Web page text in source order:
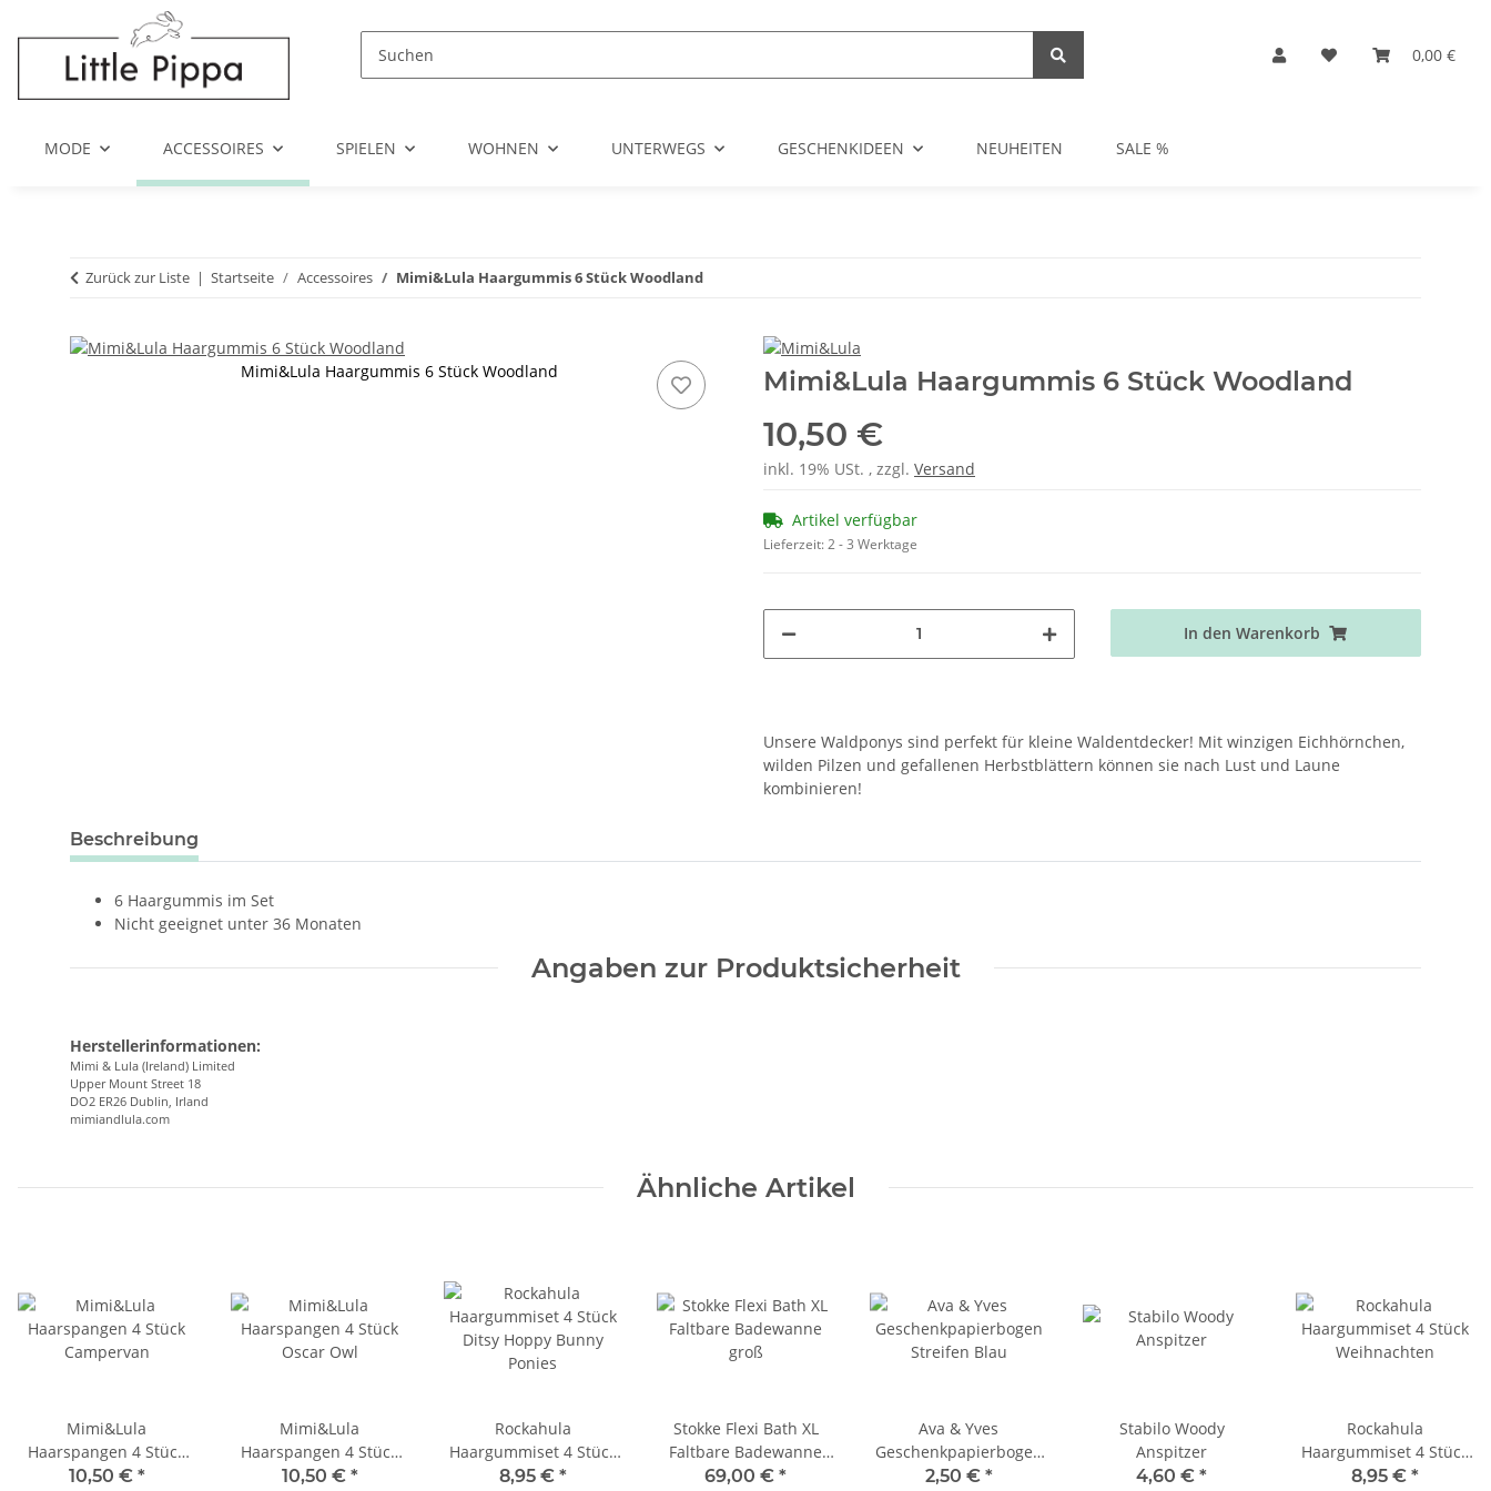
Zum Hauptinhalt springen
0,00 €
MODE ACCESSOIRES SPIELEN WOHNEN UNTERWEGS GESCHENKIDEEN NEUHEITEN SALE %
Zurück zur Liste Startseite Accessoires Mimi&Lula Haargummis 6 Stück Woodland
Mimi&Lula Haargummis 6 Stück Woodland Mimi&Lula Haargummis 6 Stück Woodland
10,50 €
inkl. 19% USt. , zzgl. Versand
Artikel verfügbar
Lieferzeit:2 - 3 Werktage
In den Warenkorb
Unsere Waldponys sind perfekt für kleine Waldentdecker! Mit winzigen Eichhörnchen,
wilden Pilzen und gefallenen Herbstblättern können sie nach Lust und Laune
kombinieren!
weitere Registerkarten anzeigen
Beschreibung
6 Haargummis im Set
Nicht geeignet unter 36 Monaten
Angaben zur Produktsicherheit
Herstellerinformationen:
Mimi & Lula (Ireland) Limited
Upper Mount Street 18
DO2 ER26 Dublin, Irland
mimiandlula.com
Ähnliche Artikel
Mimi&Lula
Haarspangen 4 Stück
Campervan
10,50 € *
Mimi&Lula
Haarspangen 4 Stück
Oscar Owl
10,50 € *
Rockahula
Haargummiset 4 Stück
Ditsy Hoppy Bunny
8,95 € *
Stokke Flexi Bath XL
Faltbare Badewanne
groß
69,00 € *
Ava & Yves
Geschenkpapierbogen
Streifen Blau
2,50 € *
Stabilo Woody
Anspitzer
4,60 € *
Rockahula
Haargummiset 4 Stück
Weihnachten
8,95 € *